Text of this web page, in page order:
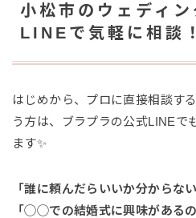
小松市のウェディ
LINEで気軽に相談！
はじめから、プロに直接相談す
う方は、ブラプラの公式LINEで
ます✨
「誰に頼んだらいいか分からない
「◯◯での結婚式に興味がある